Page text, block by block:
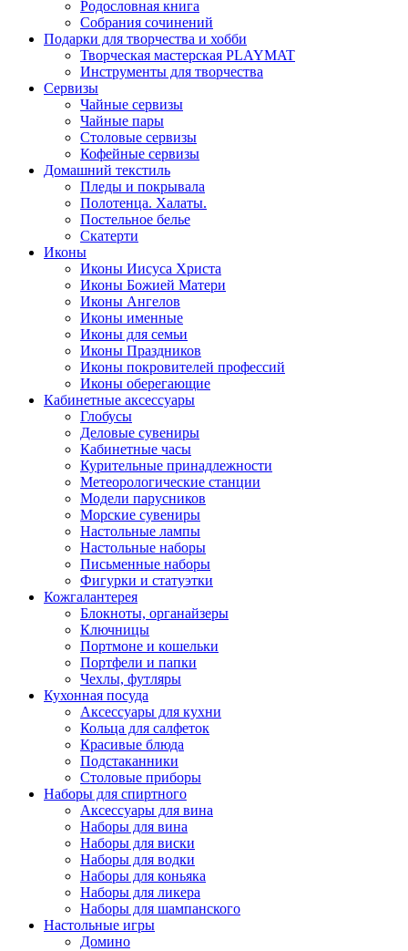
Родословная книга
Собрания сочинений
Подарки для творчества и хобби
Творческая мастерская PLAYMAT
Инструменты для творчества
Cервизы
Чайные сервизы
Чайные пары
Столовые сервизы
Кофейные сервизы
Домашний текстиль
Пледы и покрывала
Полотенца. Халаты.
Постельное белье
Скатерти
Иконы
Иконы Иисуса Христа
Иконы Божией Матери
Иконы Ангелов
Иконы именные
Иконы для семьи
Иконы Праздников
Иконы покровителей профессий
Иконы оберегающие
Кабинетные аксессуары
Глобусы
Деловые сувениры
Кабинетные часы
Курительные принадлежности
Метеорологические станции
Модели парусников
Морские сувениры
Настольные лампы
Настольные наборы
Письменные наборы
Фигурки и статуэтки
Кожгалантерея
Блокноты, органайзеры
Ключницы
Портмоне и кошельки
Портфели и папки
Чехлы, футляры
Кухонная посуда
Аксессуары для кухни
Кольца для салфеток
Красивые блюда
Подстаканники
Столовые приборы
Наборы для спиртного
Аксессуары для вина
Наборы для вина
Наборы для виски
Наборы для водки
Наборы для коньяка
Наборы для ликера
Наборы для шампанского
Настольные игры
Домино